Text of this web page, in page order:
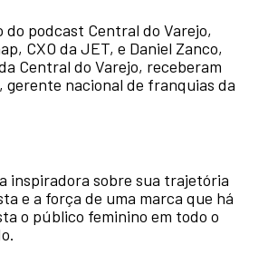
do podcast Central do Varejo,
CXO da JET, e Daniel Zanco,
Central do Varejo, receberam
gerente nacional de franquias da
inspiradora sobre sua trajetória
e a força de uma marca que há
o público feminino em todo o